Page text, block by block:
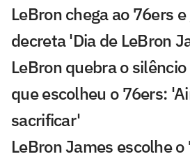
LeBron chega ao 76ers
decreta 'Dia de LeBron
LeBron quebra o
que escolheu o 76ers:
sacrificar'
LeBron James escolhe